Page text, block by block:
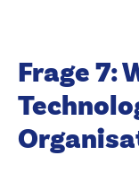
Frage 7: